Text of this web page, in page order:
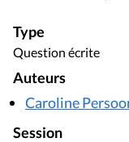
Type
Question écrite
Auteurs
Caroline
Session